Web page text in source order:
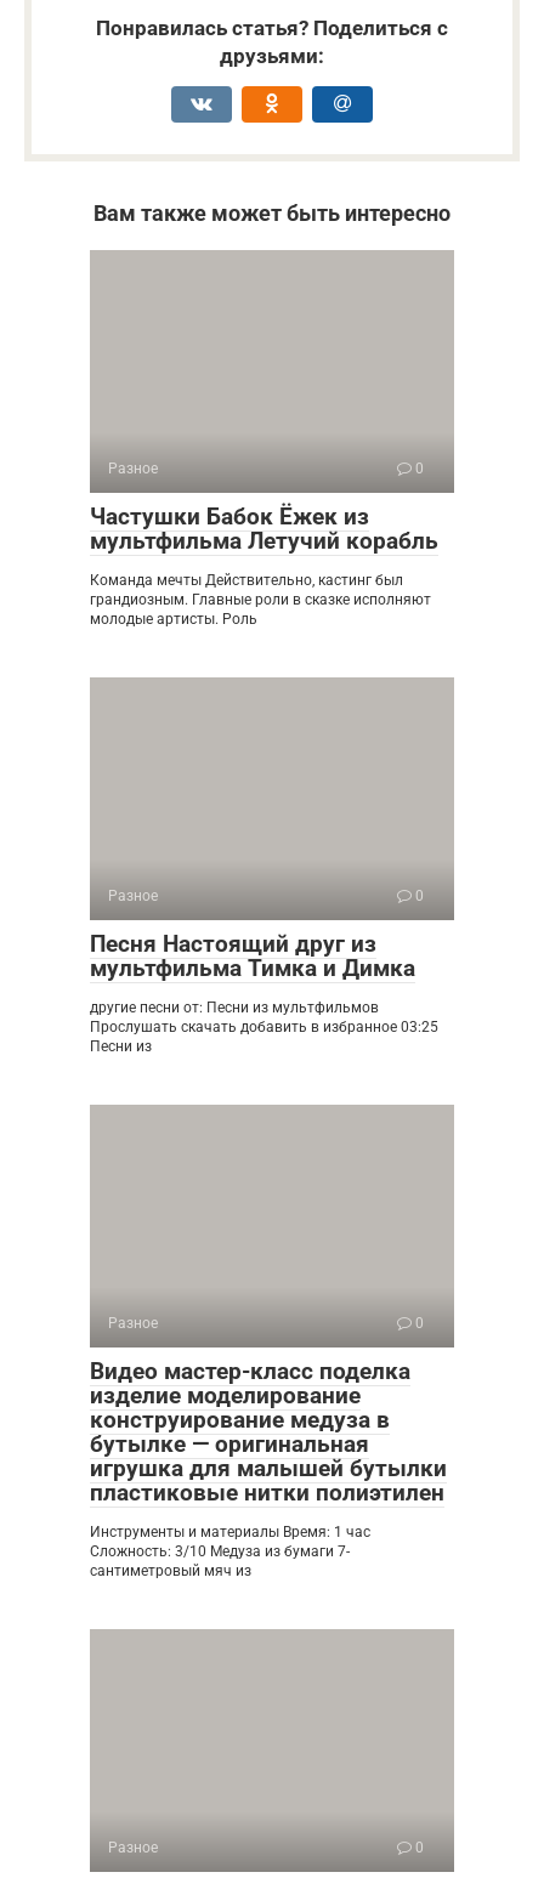
Понравилась статья? Поделиться с
друзьями:
Вам также может быть интересно
Разное 0
Частушки Бабок Ёжек из
мультфильма Летучий корабль
Команда мечты Действительно, кастинг был
грандиозным. Главные роли в сказке исполняют
молодые артисты. Роль
Разное 0
Песня Настоящий друг из
мультфильма Тимка и Димка
другие песни от: Песни из мультфильмов
Прослушать скачать добавить в избранное 03:25
Песни из
Разное 0
Видео мастер-класс поделка
изделие моделирование
конструирование медуза в
бутылке — оригинальная
игрушка для малышей бутылки
пластиковые нитки полиэтилен
Инструменты и материалы Время: 1 час
Сложность: 3/10 Медуза из бумаги 7-
сантиметровый мяч из
Разное 0